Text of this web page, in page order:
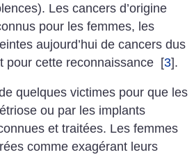
Les cancers d’origine
pour les femmes, les
aujourd’hui de cancers dus
pour cette reconnaissance [3].
quelques victimes pour que les
ou par les implants
et traitées. Les femmes
comme exagérant leurs